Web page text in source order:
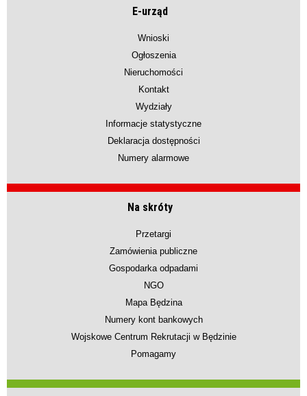
E-urząd
Wnioski
Ogłoszenia
Nieruchomości
Kontakt
Wydziały
Informacje statystyczne
Deklaracja dostępności
Numery alarmowe
Na skróty
Przetargi
Zamówienia publiczne
Gospodarka odpadami
NGO
Mapa Będzina
Numery kont bankowych
Wojskowe Centrum Rekrutacji w Będzinie
Pomagamy